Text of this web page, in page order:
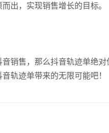
出，实现销售增长的目标。
销售，那么抖音轨迹单绝
轨迹单带来的无限可能吧！